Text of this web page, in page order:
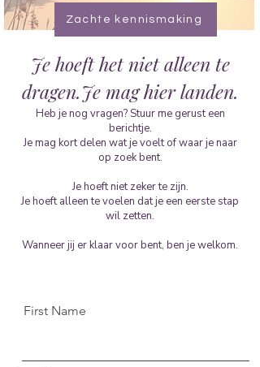
Zachte kennismaking
Je hoeft het niet alleen te
dragen.Je mag hier landen.
Heb je nog vragen? Stuur me gerust een
berichtje.
Je mag kort delen wat je voelt of waar je naar
op zoek bent.
Je hoeft niet zeker te zijn.
Je hoeft alleen te voelen dat je een eerste stap
wil zetten.
Wanneer jij er klaar voor bent, ben je welkom.
First Name